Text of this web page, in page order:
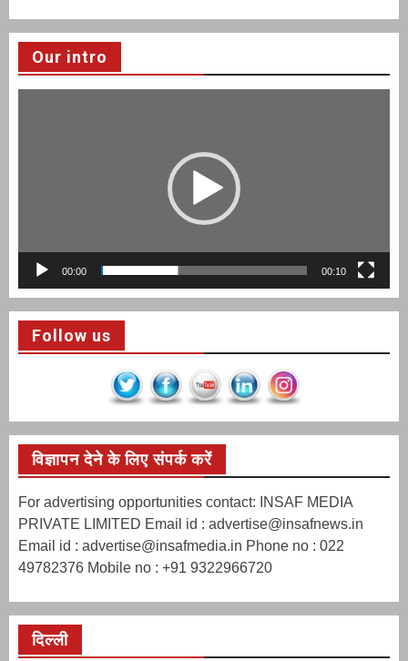
Our intro
00:00 00:10
Follow us
विज्ञापन देने के लिए संपर्क करें
For advertising opportunities contact: INSAF MEDIA
PRIVATE LIMITED Email id : advertise@insafnews.in
Email id : advertise@insafmedia.in Phone no : 022
49782376 Mobile no : +91 9322966720
दिल्ली